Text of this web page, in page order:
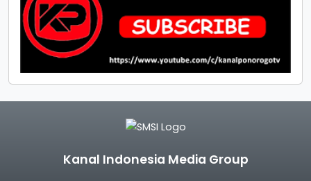
Kanal Indonesia Media Group